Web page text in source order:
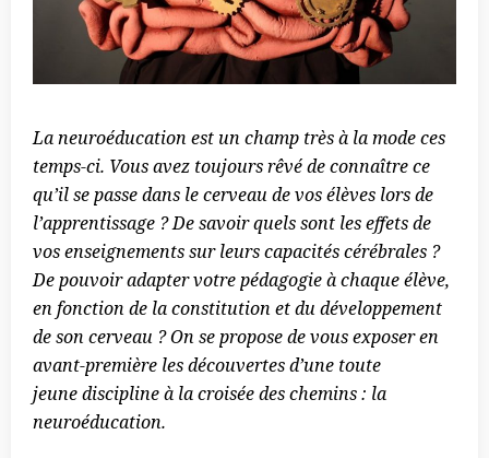
La neuroéducation est un champ très à la mode ces
temps-ci. Vous avez toujours rêvé de connaître ce
qu’il se passe dans le cerveau de vos élèves lors de
l’apprentissage ? De savoir quels sont les effets de
vos enseignements sur leurs capacités cérébrales ?
De pouvoir adapter votre pédagogie à chaque élève,
en fonction de la constitution et du développement
de son cerveau ? On se propose de vous exposer en
avant-première les découvertes d’une toute
jeune discipline à la croisée des chemins : la
neuroéducation.